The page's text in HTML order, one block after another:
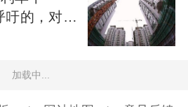
吁的，对居
加载中...